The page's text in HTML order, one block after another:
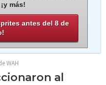
más!
antes del 8 de
WAH
al